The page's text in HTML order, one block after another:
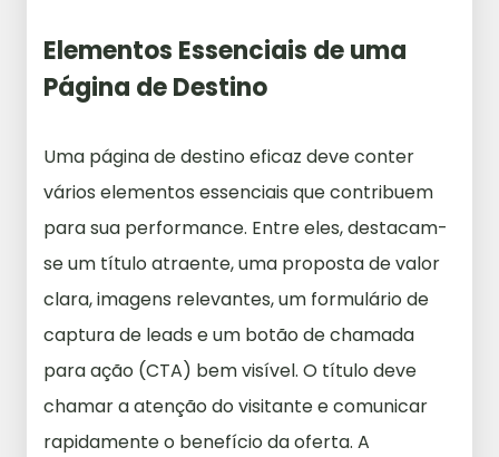
Elementos Essenciais de uma
Página de Destino
Uma página de destino eficaz deve conter
vários elementos essenciais que contribuem
para sua performance. Entre eles, destacam-
se um título atraente, uma proposta de valor
clara, imagens relevantes, um formulário de
captura de leads e um botão de chamada
para ação (CTA) bem visível. O título deve
chamar a atenção do visitante e comunicar
rapidamente o benefício da oferta. A